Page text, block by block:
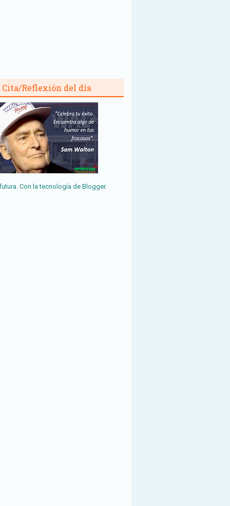
Cita/Reflexión del día
Con la tecnología de Blogger.